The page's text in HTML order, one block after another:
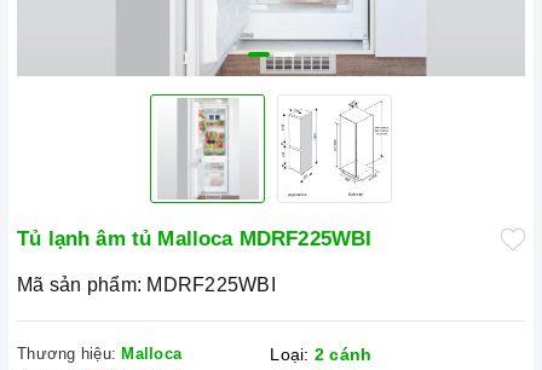
Tủ lạnh âm tủ Malloca MDRF225WBI
Mã sản phẩm: MDRF225WBI
Thương hiệu: Malloca
Loại: 2 cánh